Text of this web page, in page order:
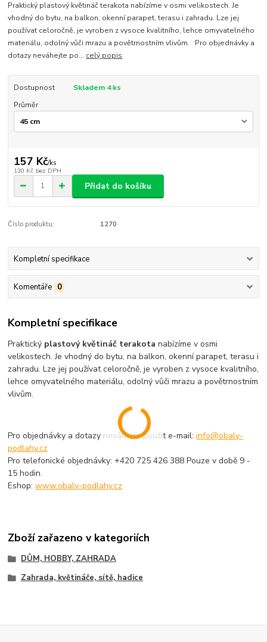
Praktický plastový květináč terakota nabízíme v osmi velikostech. Je
vhodný do bytu, na balkon, okenní parapet, terasu i zahradu. Lze jej
používat celoročně, je vyroben z vysoce kvalitního, lehce omyvatelného
materiálu, odolný vůči mrazu a povětrnostním vlivům. Pro objednávky a
dotazy neváhejte po... celý popis
Dostupnost
Skladem 4 ks
Průměr
157 Kč/ks
130 Kč bez DPH
Přidat do košíku
Číslo produktu: 1270
Kompletní specifikace
Komentáře 0
Kompletní specifikace
Praktický plastový květináč terakota nabízíme v osmi
velikostech. Je vhodný do bytu, na balkon, okenní parapet, terasu i
zahradu. Lze jej používat celoročně, je vyroben z vysoce kvalitního,
lehce omyvatelného materiálu, odolný vůči mrazu a povětrnostním
vlivům.
Pro objednávky a dotazy neváhejte použít e-mail:info@obaly-
podlahy.cz
Pro telefonické objednávky: +420 725 426 388 Pouze v době 9 -
15 hodin.
Eshop:www.obaly-podlahy.cz
Zboží zařazeno v kategoriích
DŮM, HOBBY, ZAHRADA
Zahrada, květináče, sítě, hadice